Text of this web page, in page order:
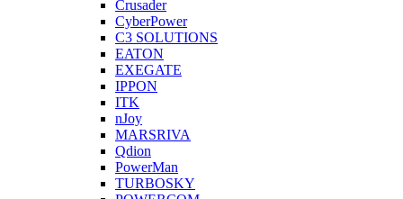
Crusader
CyberPower
C3 SOLUTIONS
EATON
EXEGATE
IPPON
ITK
nJoy
MARSRIVA
Qdion
PowerMan
TURBOSKY